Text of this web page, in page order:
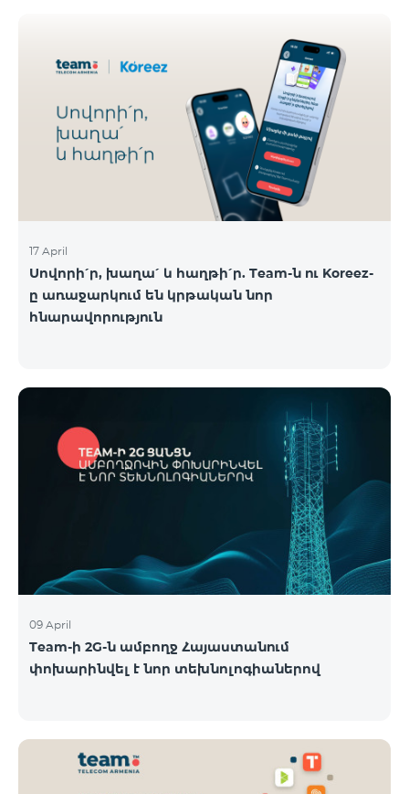
17 April
Սովորի՛ր, խաղա՛ և հաղթի՛ր. Team-ն ու Koreez-
ը առաջարկում են կրթական նոր
հնարավորություն
09 April
Team-ի 2G-ն ամբողջ Հայաստանում
փոխարինվել է նոր տեխնոլոգիաներով